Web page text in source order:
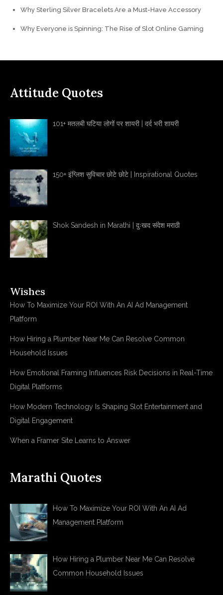
Why Sterling Silver Bracelets Are a Must-Have Accessory
Why Everyone is Spinning: The Rise of Slot Online Gaming
Attitude Quotes
101+ मतलबी घटिया लोगों पर शायरी | दर्द भरी शायरी
150+ इंग्लिश सुविचार छोटे छोटे | Inspirational Quotes
Shok Sandesh in Marathi | दुःखद संदेश मराठी
Wishes
How To Maximize Your ROI With An AI Ad Management
Platform
How Hiring a Plumber Near Me Can Resolve Common
Household Issues
How Emotional Framing Influences Risk Decisions in Real-Time
Digital Platforms
How Modern Technology Is Shaping Slot Entertainment and
Digital Engagement
When a Framer Site Learns to Answer
Marathi Quotes
How To Maximize Your ROI With An AI Ad
Management Platform
How Hiring a Plumber Near Me Can Resolve
Common Household Issues